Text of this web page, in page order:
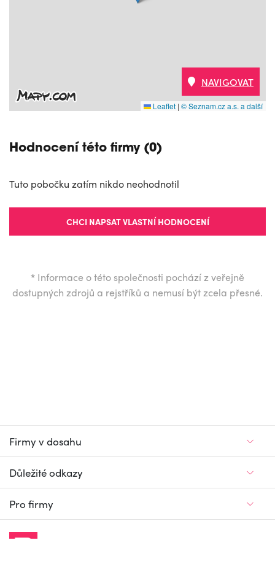
Leaflet | © Seznam.cz a.s. a další
NAVIGOVAT
Hodnocení této firmy (0)
Tuto pobočku zatím nikdo neohodnotil
CHCI NAPSAT VLASTNÍ HODNOCENÍ
* Informace o této společnosti pochází z veřejně
dostupných zdrojů a rejstříků a nemusí být zcela přesné.
Firmy v dosahu
Důležité odkazy
Pro firmy